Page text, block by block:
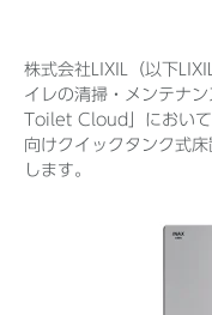
企業ニュースアーカイブ
製品ニュースアーカイブ
株式会社LIXIL（以下
イレの清掃・メンテナン
Toilet Cloud」におい
向けクイックタンク式
します。